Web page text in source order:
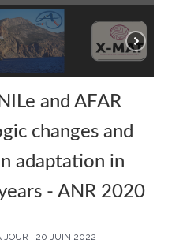
and AFAR
changes and
adaptation in
- ANR 2020
JOUR : 20 JUIN 2022